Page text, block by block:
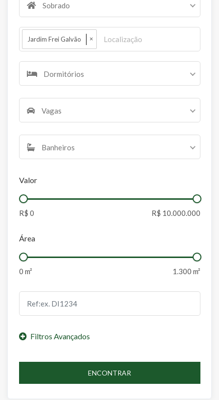
Sobrado
Jardim Frei Galvão ×
Dormitórios
Vagas
Banheiros
Valor
Área
ENCONTRAR